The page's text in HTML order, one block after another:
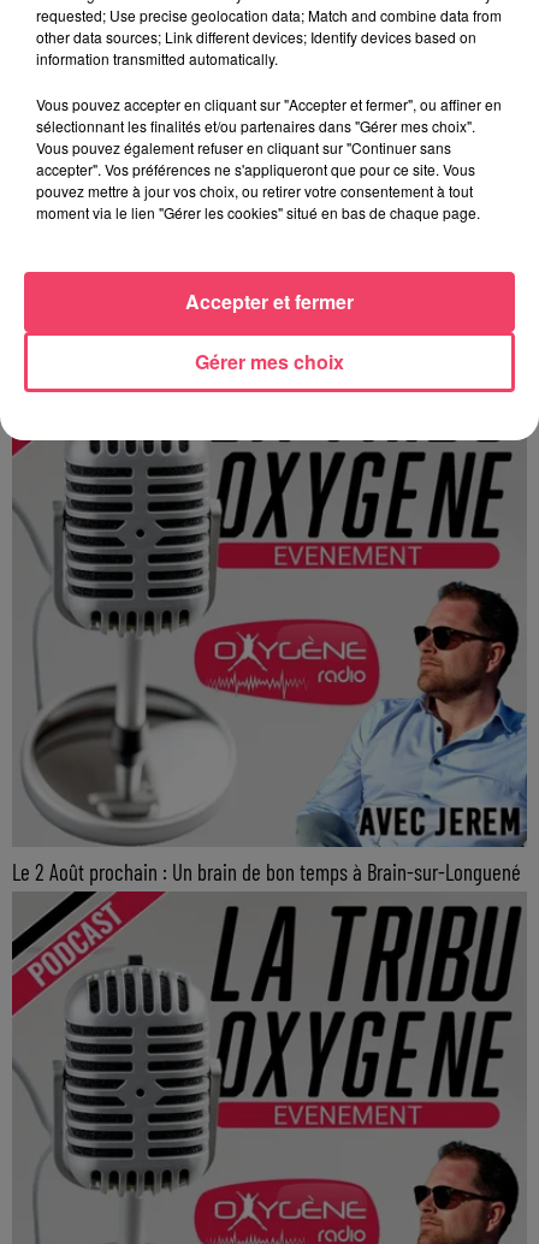
Terres en fêtes (JA 53) les 15 et 16 août
Le 2 Août prochain : Un brain de bon temps à Brain-sur-Longuené
requested; Use precise geolocation data; Match and combine data from
other data sources; Link different devices; Identify devices based on
information transmitted automatically.
Vous pouvez accepter en cliquant sur "Accepter et fermer", ou affiner en
sélectionnant les finalités et/ou partenaires dans "Gérer mes choix".
Vous pouvez également refuser en cliquant sur "Continuer sans
accepter". Vos préférences ne s'appliqueront que pour ce site. Vous
pouvez mettre à jour vos choix, ou retirer votre consentement à tout
moment via le lien "Gérer les cookies" situé en bas de chaque page.
Gérer mes choix
Accepter et fermer